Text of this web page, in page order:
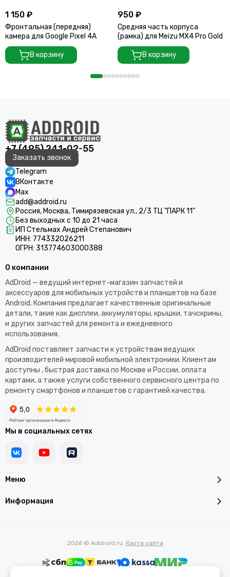
1 150 ₽
Фронтальная (передняя)
камера для Google Pixel 4A
В корзину
950 ₽
Средняя часть корпуса
(рамка) для Meizu MX4 Pro Gold
В корзину
+7 (495) 241-02-55
Заказать звонок
Telegram
ВКонтакте
Max
add@addroid.ru
Россия, Москва, Тимирязевская ул., 2/3 ТЦ "ПАРК 11"
Без выходных с 10 до 21 часа
ИП Стельмах Андрей Степанович
ИНН: 774332026211
ОГРН: 313774603000388
Меню
Информация
О компании
AdDroid — ведущий интернет-магазин запчастей и
аксессуаров для мобильных устройств и планшетов на базе
Android. Компания предлагает качественные оригинальные
детали, такие как дисплеи, аккумуляторы, крышки, тачскрины,
и других запчастей для ремонта и ежедневного
использования.​
AdDroid поставляет запчасти к устройствам ведущих
производителей мировой мобильной электроники. Клиентам
доступны , быстрая доставка по Москве и России, оплата
картами, а также услуги собственного сервисного центра по
ремонту смартфонов и планшетов с гарантией качества.
Мы в социальных сетях
2026 © Addroid.ru. Карта сайта